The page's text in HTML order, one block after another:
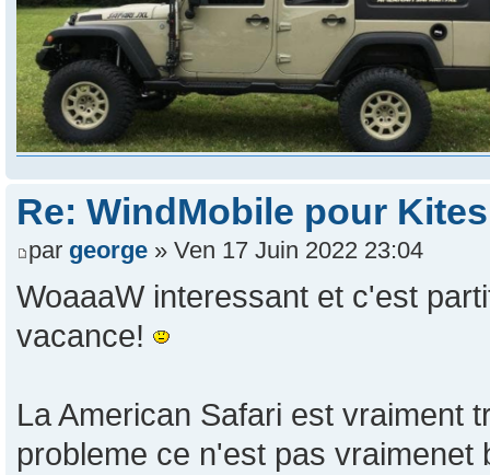
Re: WindMobile pour
par george » Ven 17 Juin 2022 23:04
WoaaaW interessant et c'est
vacance!
La American Safari est vraiment
probleme ce n'est pas